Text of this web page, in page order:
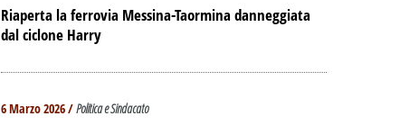
Riaperta la ferrovia Messina-Taormina danneggiata
dal ciclone Harry
6 Marzo 2026 /Politica e Sindacato